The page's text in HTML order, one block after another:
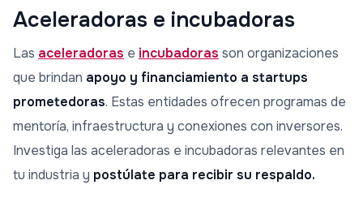
Aceleradoras e incubadoras
Las aceleradoras e incubadoras son organizaciones
que brindan apoyo y financiamiento a startups
prometedoras. Estas entidades ofrecen programas de
mentoría, infraestructura y conexiones con inversores.
Investiga las aceleradoras e incubadoras relevantes en
tu industria y postúlate para recibir su respaldo.